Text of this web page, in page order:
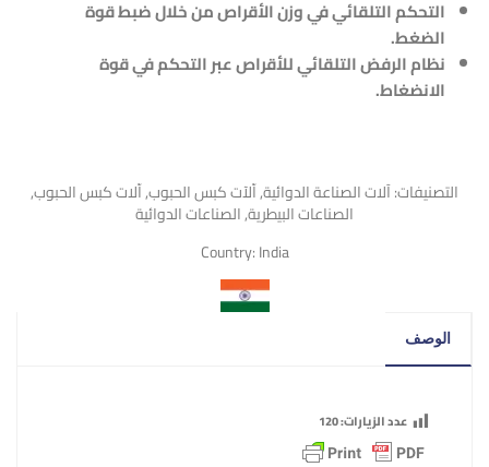
التحكم التلقائي في وزن الأقراص من خلال ضبط قوة
الضغط.
نظام الرفض التلقائي للأقراص عبر التحكم في قوة
الانضغاط.
التصنيفات:آلات الصناعة الدوائية,اّلآت كبس الحبوب,اّلات كبس الحبوب,
الصناعات البيطرية,الصناعات الدوائية
Country:India
الوصف
عدد الزيارات:120